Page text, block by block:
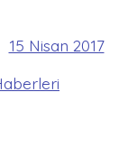
15 Nisan 2017